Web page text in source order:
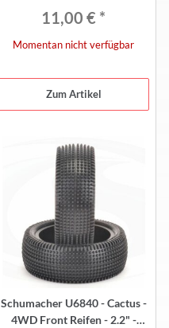
11,00 € *
Momentan nicht verfügbar
Zum Artikel
Schumacher U6840 - Cactus -
4WD Front Reifen - 2.2" -